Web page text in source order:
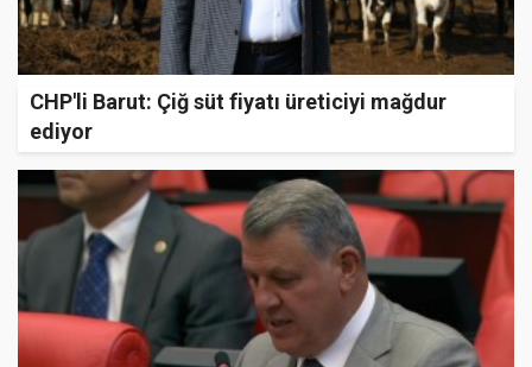
CHP'li Barut: Çiğ süt fiyatı üreticiyi mağdur
ediyor